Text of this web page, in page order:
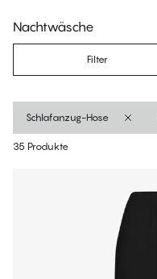
Nachtwäsche
Filter
Schlafanzug-Hose
35 Produkte